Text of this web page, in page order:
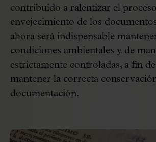
contribuido a ralentizar el
envejecimiento de los
ahora será indispensable
condiciones ambientales y de
estrictamente controladas, a fin
mantener la correcta
documentación.